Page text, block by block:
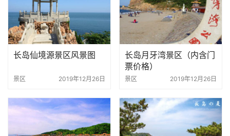
长岛仙境源景区风景图
景区 2019年12月26日
长岛月牙湾景区（内含门
票价格）
景区 2019年12月26日